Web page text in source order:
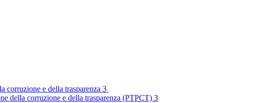
corruzione e della trasparenza 3
della corruzione e della trasparenza (PTPCT) 3